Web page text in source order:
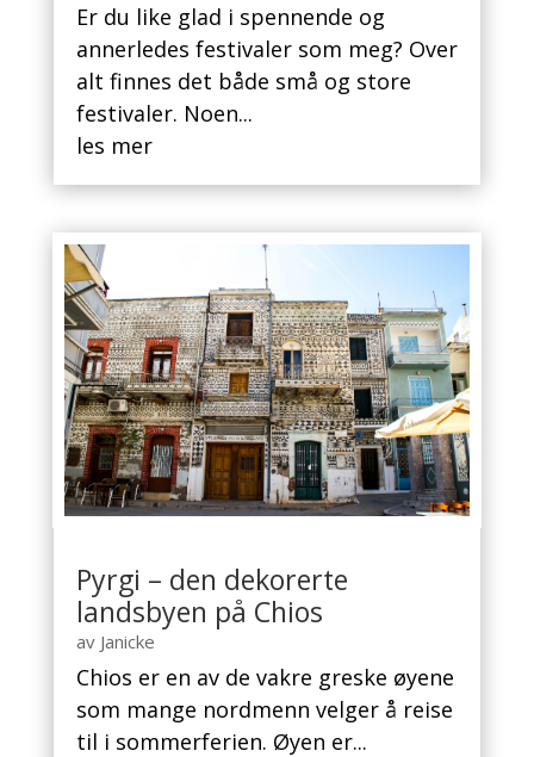
Er du like glad i spennende og
annerledes festivaler som meg? Over
alt finnes det både små og store
festivaler. Noen...
les mer
Pyrgi – den dekorerte
landsbyen på Chios
av Janicke
Chios er en av de vakre greske øyene
som mange nordmenn velger å reise
til i sommerferien. Øyen er...